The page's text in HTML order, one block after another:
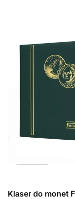
Klaser do monet